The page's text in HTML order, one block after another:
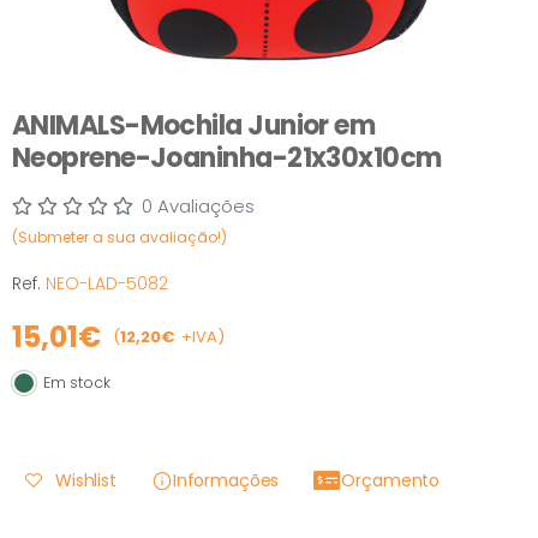
ANIMALS-Mochila Junior em
Neoprene-Joaninha-21x30x10cm
0 Avaliações
(Submeter a sua avaliação!)
Ref. NEO-LAD-5082
15,01€ (12,20€ +IVA)
Em stock
Em stock
Wishlist Informações Orçamento